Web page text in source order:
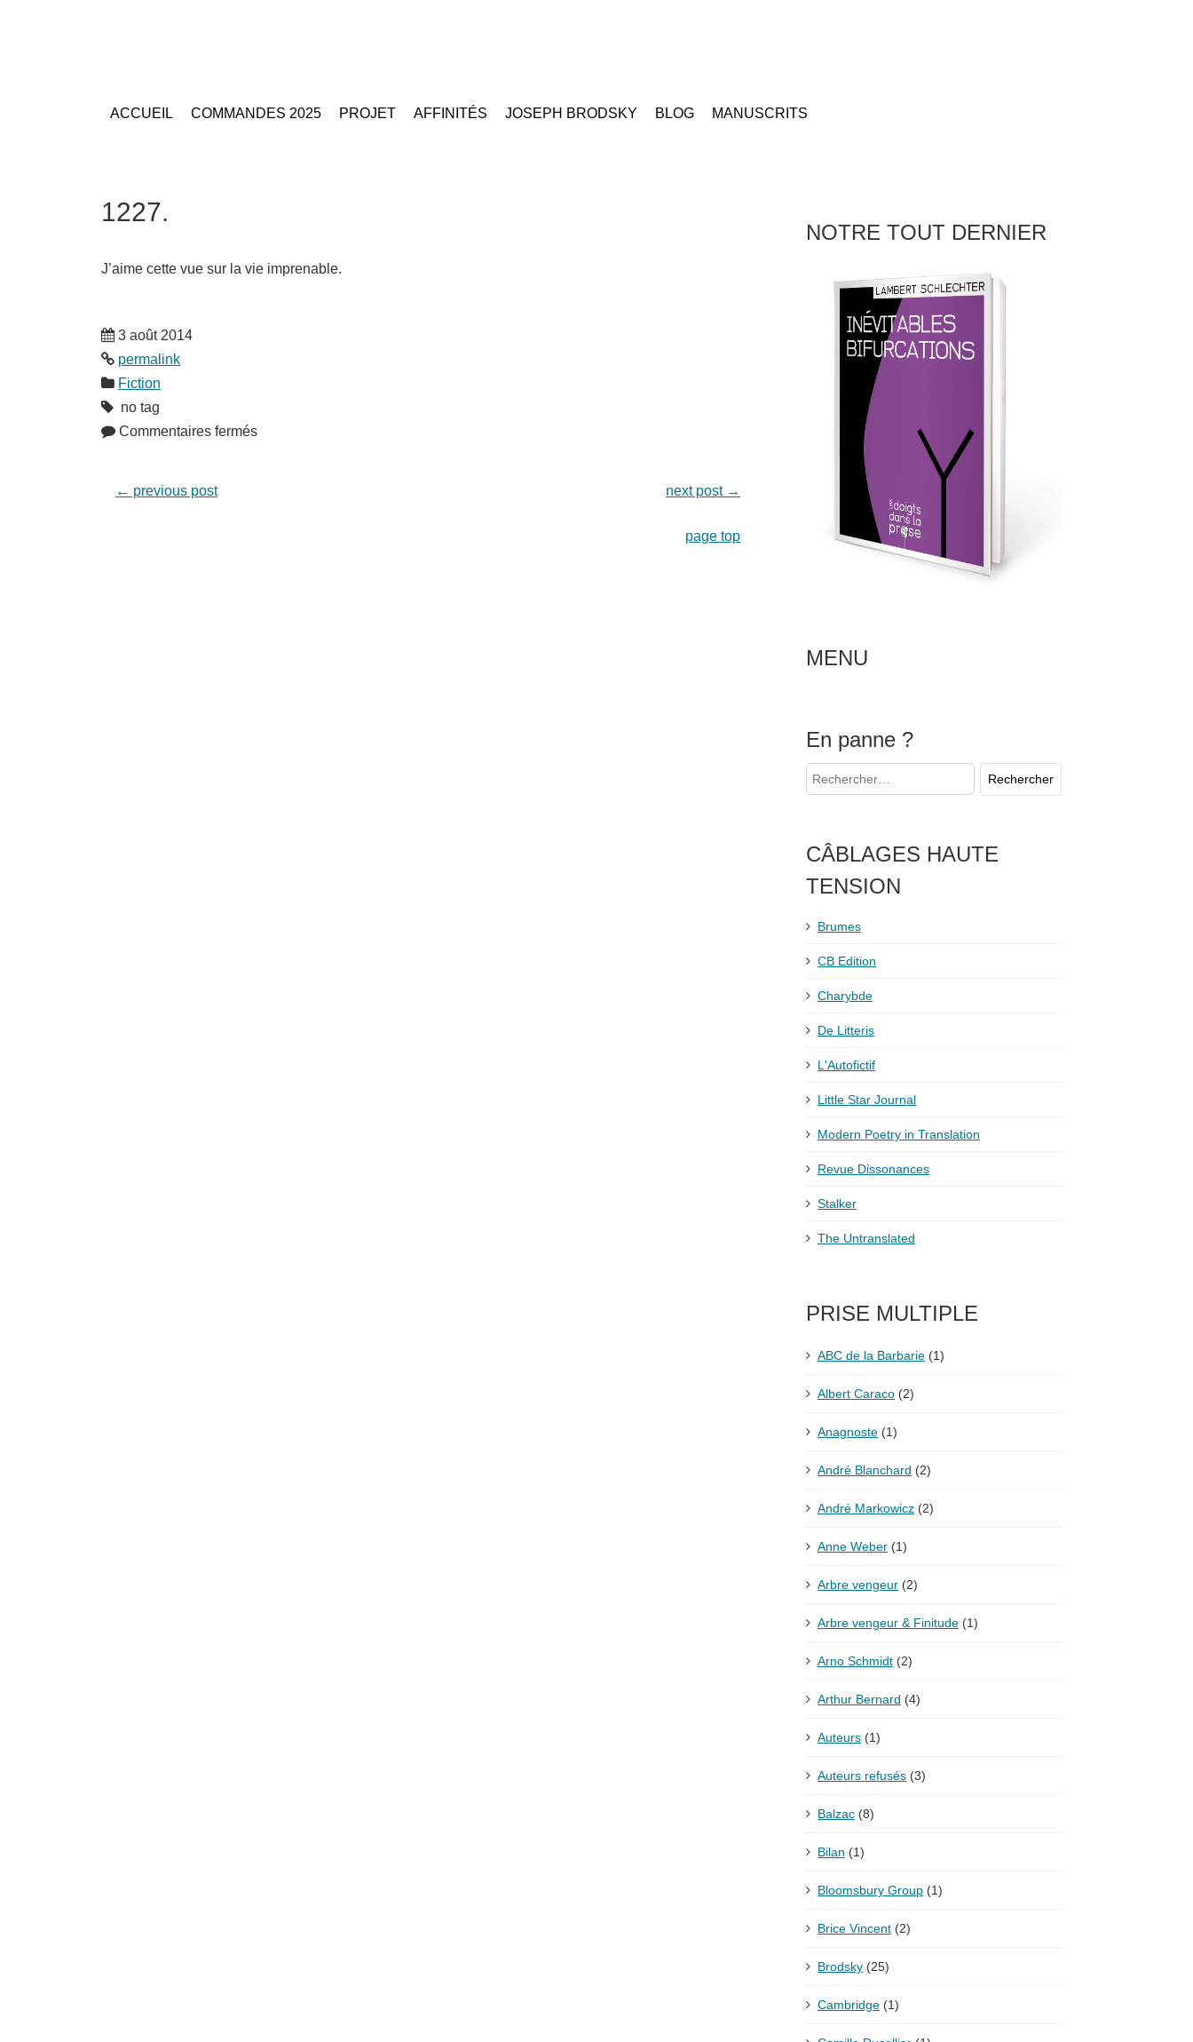
ACCUEIL COMMANDES 2025 PROJET AFFINITÉS JOSEPH BRODSKY BLOG MANUSCRITS
1227.
J’aime cette vue sur la vie imprenable.
3 août 2014
permalink
Fiction
no tag
Commentaires fermés
← previous post next post →
page top
NOTRE TOUT DERNIER
MENU
En panne ?
CÂBLAGES HAUTE
TENSION
Brumes
CB Edition
Charybde
De Litteris
L'Autofictif
Little Star Journal
Modern Poetry in Translation
Revue Dissonances
Stalker
The Untranslated
PRISE MULTIPLE
ABC de la Barbarie (1)
Albert Caraco (2)
Anagnoste (1)
André Blanchard (2)
André Markowicz (2)
Anne Weber (1)
Arbre vengeur (2)
Arbre vengeur & Finitude (1)
Arno Schmidt (2)
Arthur Bernard (4)
Auteurs (1)
Auteurs refusés (3)
Balzac (8)
Bilan (1)
Bloomsbury Group (1)
Brice Vincent (2)
Brodsky (25)
Cambridge (1)